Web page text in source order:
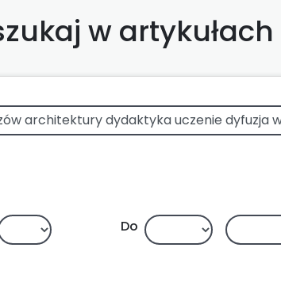
w artykułach
Do